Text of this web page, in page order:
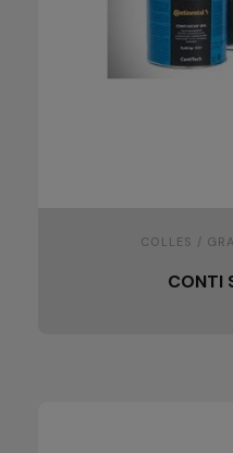
COLLES /
CONTI